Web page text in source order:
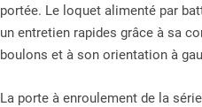
portée. Le loquet alimenté par
un entretien rapides grâce à sa
boulons et à son orientation à
La porte à enroulement de la